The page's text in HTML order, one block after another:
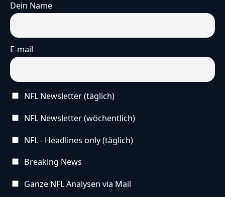
Dein Name
E-mail
NFL Newsletter (täglich)
NFL Newsletter (wöchentlich)
NFL - Headlines only (täglich)
Breaking News
Ganze NFL Analysen via Mail